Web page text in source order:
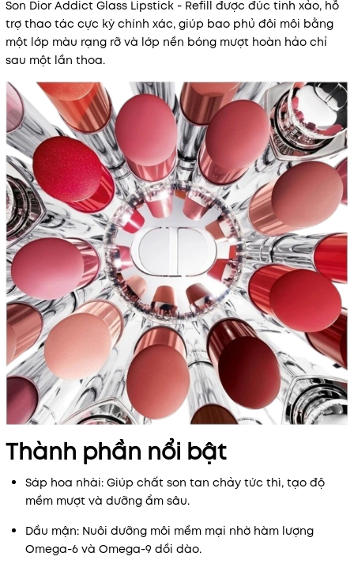
Mã khuyến mãi:
Điều kiện:
Son Dior Addict Glass Lipstick - Refill được đúc tinh xảo, hỗ
trợ thao tác cực kỳ chính xác, giúp bao phủ đôi môi bằng
một lớp màu rạng rỡ và lớp nền bóng mượt hoàn hảo chỉ
sau một lần thoa.
Thành phần nổi bật
Sáp hoa nhài: Giúp chất son tan chảy tức thì, tạo độ
mềm mượt và dưỡng ẩm sâu.
Dầu mận: Nuôi dưỡng môi mềm mại nhờ hàm lượng
Omega-6 và Omega-9 dồi dào.